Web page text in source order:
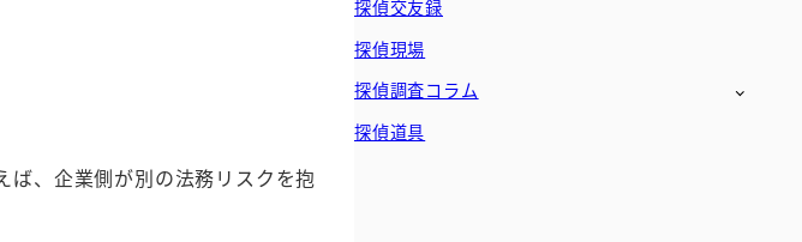
ば、企業側が別の法務リスクを抱
探偵交友録
探偵現場
探偵調査コラム
探偵道具